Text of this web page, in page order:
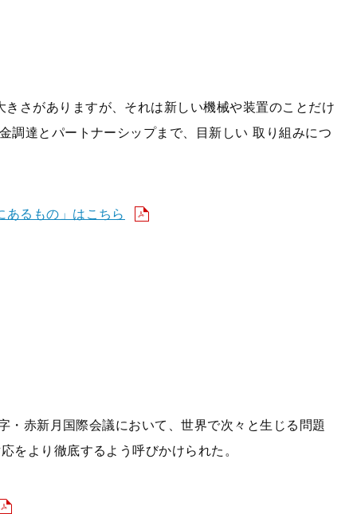
さがありますが、それは新しい機械や装置のことだけ
調達とパートナーシップまで、目新しい 取り組みにつ
るもの」はこちら
赤新月国際会議において、世界で次々と生じる問題
をより徹底するよう呼びかけられた。